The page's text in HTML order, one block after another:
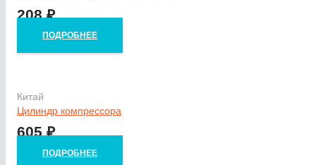
208₽
ПОДРОБНЕЕ
Китай
Цилиндр компрессора
605₽
ПОДРОБНЕЕ